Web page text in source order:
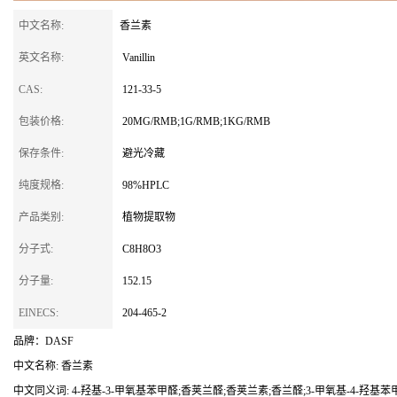
中文名称: 香兰素
英文名称: Vanillin
CAS: 121-33-5
包装价格: 20MG/RMB;1G/RMB;1KG/RMB
保存条件: 避光冷藏
纯度规格: 98%HPLC
产品类别: 植物提取物
分子式: C8H8O3
分子量: 152.15
EINECS: 204-465-2
品牌：DASF
中文名称: 香兰素
中文同义词: 4-羟基-3-甲氧基苯甲醛;香荚兰醛;香荚兰素;香兰醛;3-甲氧基-4-羟基苯